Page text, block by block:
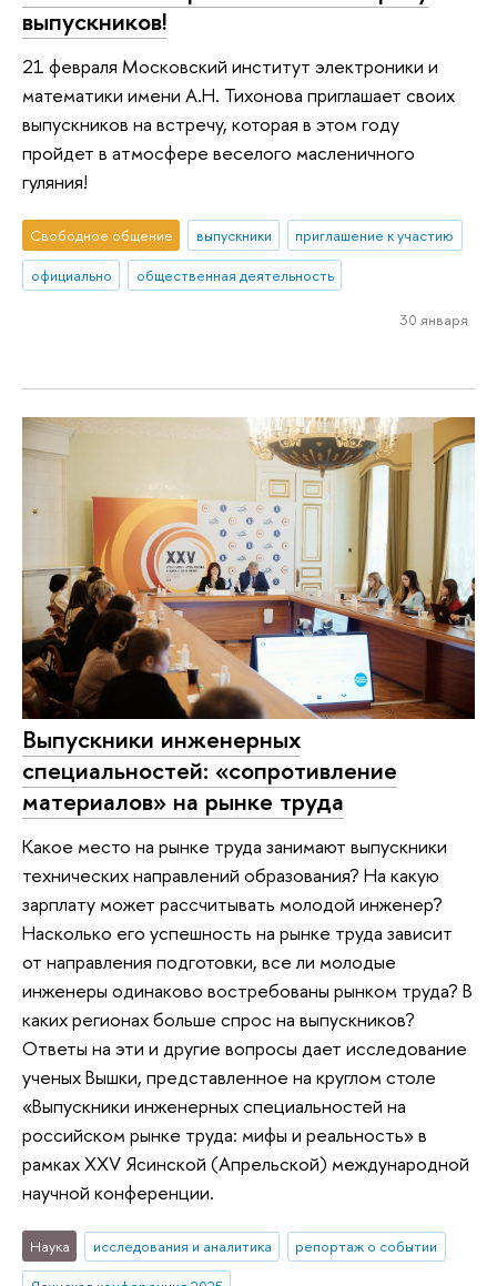
выпускников!
21 февраля Московский институт электроники и
математики имени А.Н. Тихонова приглашает своих
выпускников на встречу, которая в этом году
пройдет в атмосфере веселого масленичного
гуляния!
Свободное общение выпускники
приглашение к участию
официально
общественная деятельность
30 января
Выпускники инженерных
специальностей: «сопротивление
материалов» на рынке труда
Какое место на рынке труда занимают выпускники
технических направлений образования? На какую
зарплату может рассчитывать молодой инженер?
Насколько его успешность на рынке труда зависит
от направления подготовки, все ли молодые
инженеры одинаково востребованы рынком труда? В
каких регионах больше спрос на выпускников?
Ответы на эти и другие вопросы дает исследование
ученых Вышки, представленное на круглом столе
«Выпускники инженерных специальностей на
российском рынке труда: мифы и реальность» в
рамках XXV Ясинской (Апрельской) международной
научной конференции.
Наука исследования и аналитика
репортаж о событии